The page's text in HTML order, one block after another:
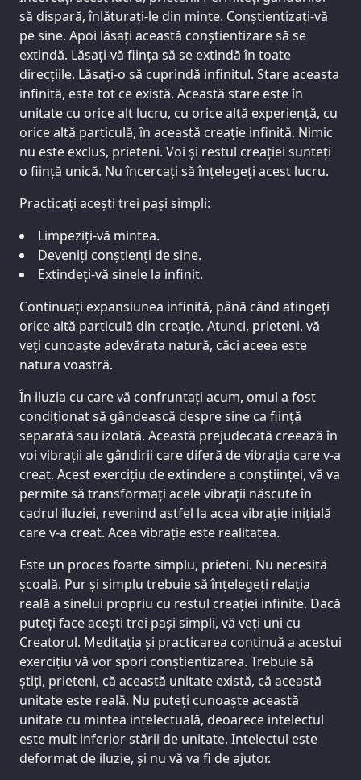
să dispară, înlăturați-le din minte. Conștientizați-vă
pe sine. Apoi lăsați această conștientizare să se
extindă. Lăsați-vă ființa să se extindă în toate
direcțiile. Lăsați-o să cuprindă infinitul. Stare aceasta
infinită, este tot ce există. Această stare este în
unitate cu orice alt lucru, cu orice altă experiență, cu
orice altă particulă, în această creație infinită. Nimic
nu este exclus, prieteni. Voi și restul creației sunteți
o ființă unică. Nu încercați să înțelegeți acest lucru.
Practicați acești trei pași simpli:
Limpeziți-vă mintea.
Deveniți conștienți de sine.
Extindeți-vă sinele la infinit.
Continuați expansiunea infinită, până când atingeți
orice altă particulă din creație. Atunci, prieteni, vă
veți cunoaște adevărata natură, căci aceea este
natura voastră.
În iluzia cu care vă confruntați acum, omul a fost
condiționat să gândească despre sine ca ființă
separată sau izolată. Această prejudecată creează în
voi vibrații ale gândirii care diferă de vibrația care v-a
creat. Acest exercițiu de extindere a conștiinței, vă va
permite să transformați acele vibrații născute în
cadrul iluziei, revenind astfel la acea vibrație inițială
care v-a creat. Acea vibrație este realitatea.
Este un proces foarte simplu, prieteni. Nu necesită
școală. Pur și simplu trebuie să înțelegeți relația
reală a sinelui propriu cu restul creației infinite. Dacă
puteți face acești trei pași simpli, vă veți uni cu
Creatorul. Meditația și practicarea continuă a acestui
exercițiu vă vor spori conștientizarea. Trebuie să
știți, prieteni, că această unitate există, că această
unitate este reală. Nu puteți cunoaște această
unitate cu mintea intelectuală, deoarece intelectul
este mult inferior stării de unitate. Intelectul este
deformat de iluzie, și nu vă va fi de ajutor.